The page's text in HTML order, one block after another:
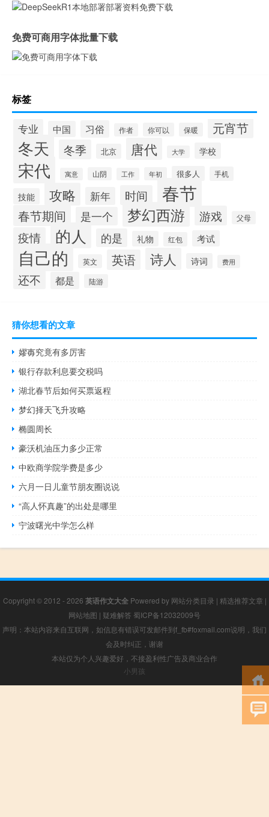
免费可商用字体批量下载
标签
专业 中国 习俗 作者 你可以 保暖 元宵节
冬天 冬季 北京 唐代 大学 学校
宋代 寓意 山阴 工作 年初 很多人 手机
技能 攻略 新年 时间 春节
春节期间 是一个 梦幻西游 游戏 父母
疫情 的人 的是 礼物 红包 考试
自己的 英文 英语 诗人 诗词 费用
还不 都是 陆游
猜你想看的文章
嫪毐究竟有多厉害
银行存款利息要交税吗
湖北春节后如何买票返程
梦幻择天飞升攻略
椭圆周长
豪沃机油压力多少正常
中欧商学院学费是多少
六月一日儿童节朋友圈说说
“高人怀真趣”的出处是哪里
宁波曙光中学怎么样
Copyright © 2012 - 2026 英语作文大全Powered by 网站分类目录 | 精选推荐文章 |
网站地图 | 疑难解答 蜀ICP备12032009号
声明：本站内容来自互联网，如信息有错误可发邮件到f_fb#foxmail.com说明，我们
会及时纠正，谢谢
本站仅为个人兴趣爱好，不接盈利性广告及商业合作
小男孩